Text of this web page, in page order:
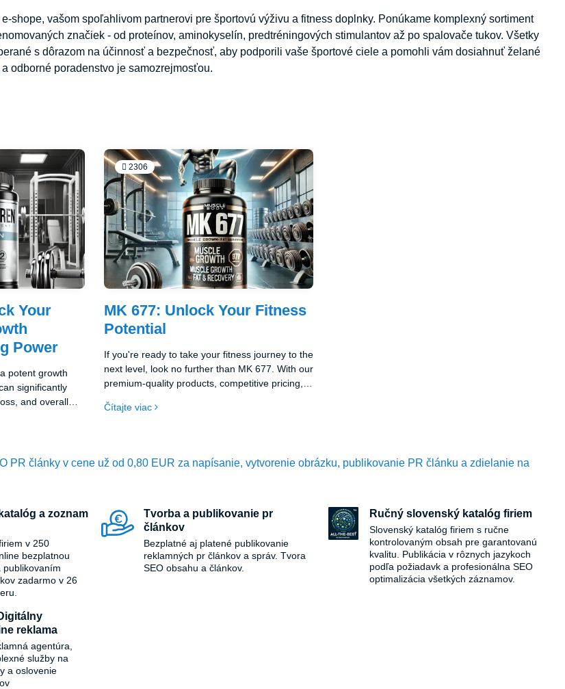
shope, vašom spoľahlivom partnerovi pre športovú výživu a fitness doplnky. Ponúkame komplexný sortiment
značiek - od proteínov, aminokyselín, predtréningových stimulantov až po spalovače tukov. Všetky
s dôrazom na účinnosť a bezpečnosť, aby podporili vaše športové ciele a pomohli vám dosiahnuť želané
odborné poradenstvo je samozrejmosťou.
Your
Power
potent growth
significantly
and overall
makes it a
choose
you're
that will
next step in your
and unlock your
2306
MK 677: Unlock Your Fitness
Potential
If you're ready to take your fitness journey to the
next level, look no further than MK 677. With our
premium-quality products, competitive pricing,
has never been easier. Don't wait—shop now
Čítajte viac
PR články v cene už od 0,80 EUR za napísanie, vytvorenie obrázku, publikovanie PR článku a zdielanie na
a zoznam
v 250
bezplatnou
publikovaním
zadarmo v 26
Tvorba a publikovanie pr
článkov
Bezplatné aj platené publikovanie
reklamných pr článkov a správ. Tvora
SEO obsahu a článkov.
Ručný slovenský katalóg firiem
Slovenský katalóg firiem s ručne
kontrolovaným obsah pre garantovanú
kvalitu. Publikácia v rôznych jazykoch
podľa požiadavk a profesionálna SEO
optimalizácia všetkých záznamov.
reklama
agentúra,
služby na
a oslovenie